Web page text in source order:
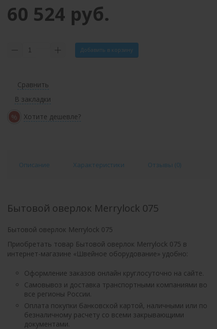
60 524 руб.
Добавить в корзину
Сравнить
В закладки
% Хотите дешевле?
Описание Характеристики Отзывы (0)
Бытовой оверлок Merrylock 075
Бытовой оверлок Merrylock 075
Приобретать товар Бытовой оверлок Merrylock 075 в
интернет-магазине «Швейное оборудование» удобно:
Оформление заказов онлайн круглосуточно на сайте.
Самовывоз и доставка транспортными компаниями во
все регионы России.
Оплата покупки банковской картой, наличными или по
безналичному расчету со всеми закрывающими
документами.